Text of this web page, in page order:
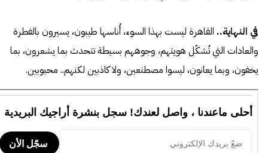
في النهاية.. القاهرة ليست بهذا السوء، أُناسها طيبون، يسيرون بالفطرة
والعادات التي تُشكّل هويتهم، وجوههم بسيطة تتحدث بما يشعرون، بما
يخفون، وبما يعانون، ليسوا مصطنعين، ولا كاذبين لكنهم.. محبوبين.